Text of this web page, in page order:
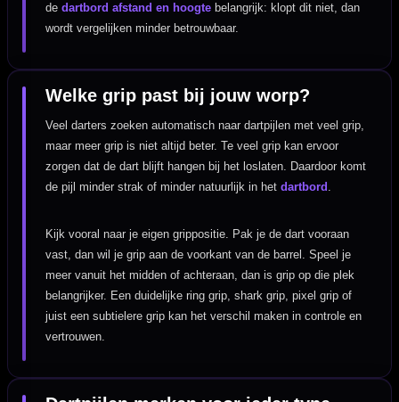
dedartbord afstand en hoogte belangrijk: klopt dit niet, dan
wordt vergelijken minder betrouwbaar.
Welke grip past bij jouw worp?
Veel darters zoeken automatisch naar dartpijlen met veel grip,
maar meer grip is niet altijd beter. Te veel grip kan ervoor
zorgen dat de dart blijft hangen bij het loslaten. Daardoor komt
de pijl minder strak of minder natuurlijk in hetdartbord .
Kijk vooral naar je eigen grippositie. Pak je de dart vooraan
vast, dan wil je grip aan de voorkant van de barrel. Speel je
meer vanuit het midden of achteraan, dan is grip op die plek
belangrijker. Een duidelijke ring grip, shark grip, pixel grip of
juist een subtielere grip kan het verschil maken in controle en
vertrouwen.